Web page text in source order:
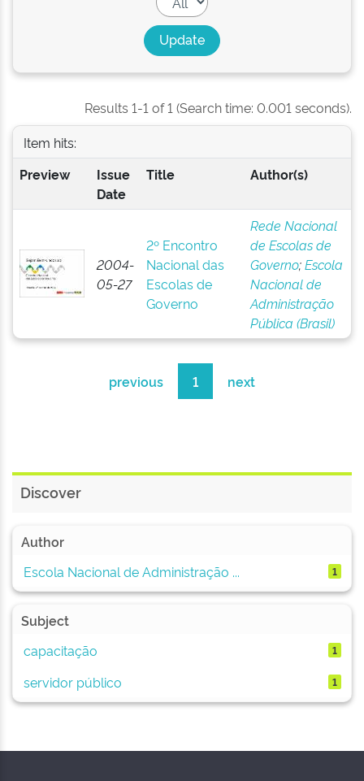
Results 1-1 of 1 (Search time: 0.001 seconds).
Item hits:
Preview
Issue
Date
Title Author(s)
2004-
05-27
2º Encontro
Nacional das
Escolas de
Governo
Rede Nacional
de Escolas de
Governo;Escola
Nacional de
Administração
Pública (Brasil)
previous 1 next
Discover
Author
Escola Nacional de Administração ...
1
Subject
capacitação
1
servidor público 1